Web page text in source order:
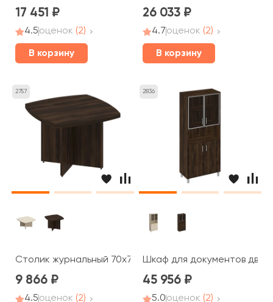
17 451
4.5оценок (2)
В корзину
26 033
4.7оценок (2)
В корзину
2757
Столик журнальный 70x70x50 Борн
9 866
4.5оценок (2)
2836
Шкаф для документов
45 956
5.0оценок (2)